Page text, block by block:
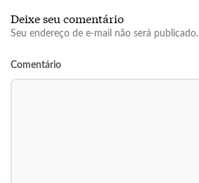
Deixe seu comentário
Seu endereço de e-mail não será publicado.
Comentário